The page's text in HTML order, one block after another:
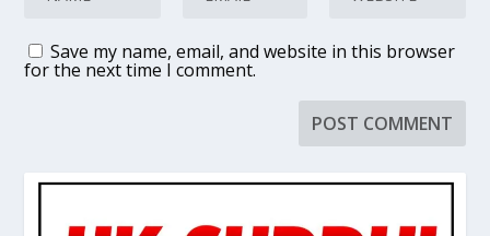
Save my name, email, and website in this browser
for the next time I comment.